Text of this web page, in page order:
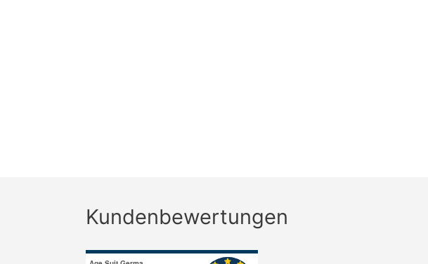
Kundenbewertungen